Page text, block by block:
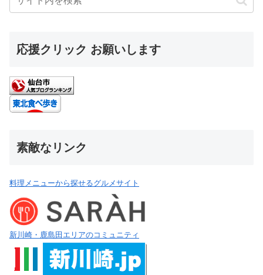
応援クリック お願いします
素敵なリンク
料理メニューから探せるグルメサイト
新川崎・鹿島田エリアのコミュニティ